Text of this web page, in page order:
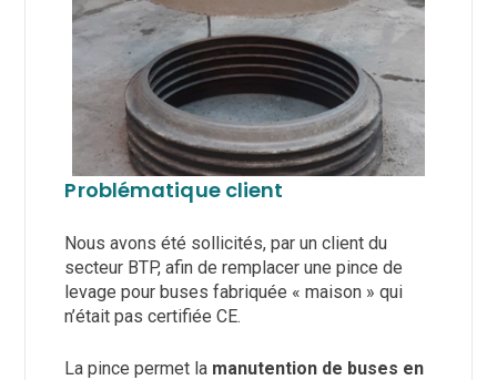
Problématique client
Nous avons été sollicités, par un client du
secteur BTP, afin de remplacer une pince de
levage pour buses fabriquée « maison » qui
n’était pas certifiée CE.
La pince permet la manutention de buses en